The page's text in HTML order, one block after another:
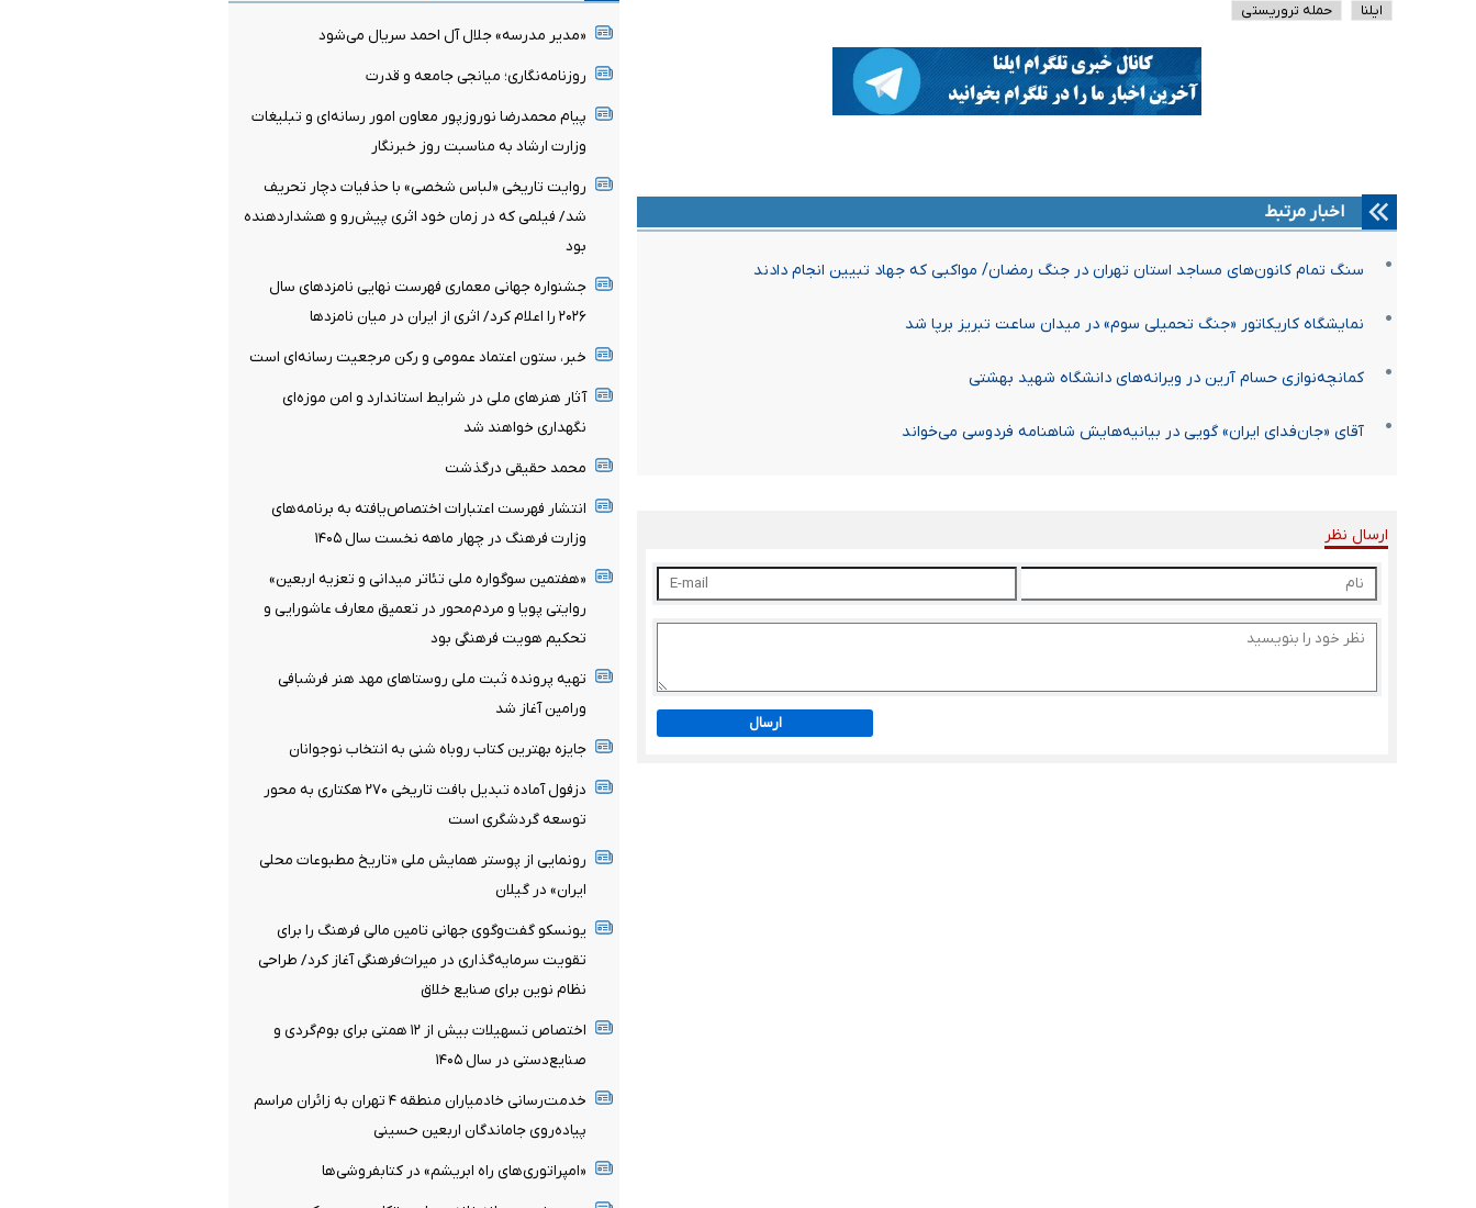
ایلنا حمله تروریستی
اخبار مرتبط
سنگ تمام کانون‌های مساجد استان تهران در جنگ رمضان/ مواکبی که جهاد تبیین انجام دادند
نمایشگاه کاریکاتور «جنگ تحمیلی سوم» در میدان ساعت تبریز برپا شد
کمانچه‌نوازی حسام آرین در ویرانه‌های دانشگاه شهید بهشتی
آقای «جان‌فدای ایران» گویی در بیانیه‌هایش شاهنامه فردوسی می‌خواند
ارسال نظر
ارسال
«مدیر مدرسه» جلال آل احمد سریال می‌شود
روزنامه‌نگاری؛ میانجی جامعه و قدرت
پیام محمدرضا نوروزپور معاون امور رسانه‌ای و تبلیغات
وزارت ارشاد به مناسبت روز خبرنگار
روایت تاریخی «لباس شخصی» با حذفیات دچار تحریف
شد/ فیلمی که در زمان خود اثری پیش‌رو و هشداردهنده
بود
جشنواره جهانی معماری فهرست نهایی نامزدهای سال
۲۰۲۶ را اعلام کرد/ اثری از ایران در میان نامزدها
خبر، ستون اعتماد عمومی و رکن مرجعیت رسانه‌ای است
آثار هنرهای ملی در شرایط استاندارد و امن موزه‌ای
نگهداری خواهند شد
محمد حقیقی درگذشت
انتشار فهرست اعتبارات اختصاص‌یافته به برنامه‌های
وزارت فرهنگ در چهار ماهه نخست سال ۱۴۰۵
«هفتمین سوگواره ملی تئاتر میدانی و تعزیه اربعین»
روایتی پویا و مردم‌محور در تعمیق معارف عاشورایی و
تحکیم هویت فرهنگی بود
تهیه پرونده ثبت ملی روستاهای مهد هنر فرشبافی
ورامین آغاز شد
جایزه بهترین کتاب روباه شنی به انتخاب نوجوانان
دزفول آماده تبدیل بافت تاریخی ۲۷۰ هکتاری به محور
توسعه گردشگری است
رونمایی از پوستر همایش ملی «تاریخ مطبوعات محلی
ایران» در گیلان
یونسکو گفت‌وگوی جهانی تامین مالی فرهنگ را برای
تقویت سرمایه‌گذاری در میراث‌فرهنگی آغاز کرد/ طراحی
نظام نوین برای صنایع خلاق
اختصاص تسهیلات بیش از ۱۲ همتی برای بوم‌گردی و
صنایع‌دستی در سال ۱۴۰۵
خدمت‌رسانی خادمیاران منطقه ۴ تهران به زائران مراسم
پیاده‌روی جاماندگان اربعین حسینی
«امپراتوری‌های راه ابریشم» در کتابفروشی‌ها